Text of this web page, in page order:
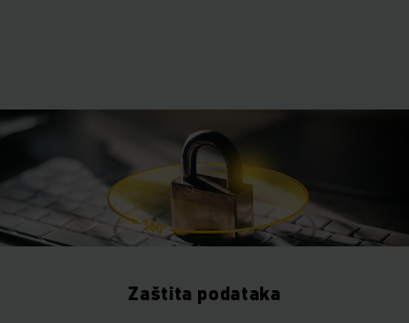
Zaštita podataka